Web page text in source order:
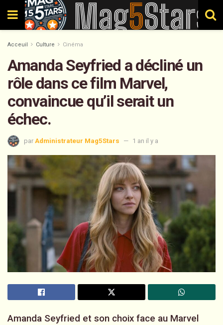
Acceuil Culture Cinéma
Amanda Seyfried a décliné un
rôle dans ce film Marvel,
convaincue qu’il serait un
échec.
par Administrateur Mag5Stars 1 an il y a
Amanda Seyfried et son choix face au Marvel